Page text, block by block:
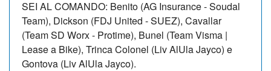
SEI AL COMANDO: Benito (AG Insurance - Soudal
Team), Dickson (FDJ United - SUEZ), Cavallar
(Team SD Worx - Protime), Bunel (Team Visma |
Lease a Bike), Trinca Colonel (Liv AlUla Jayco) e
Gontova (Liv AlUla Jayco).